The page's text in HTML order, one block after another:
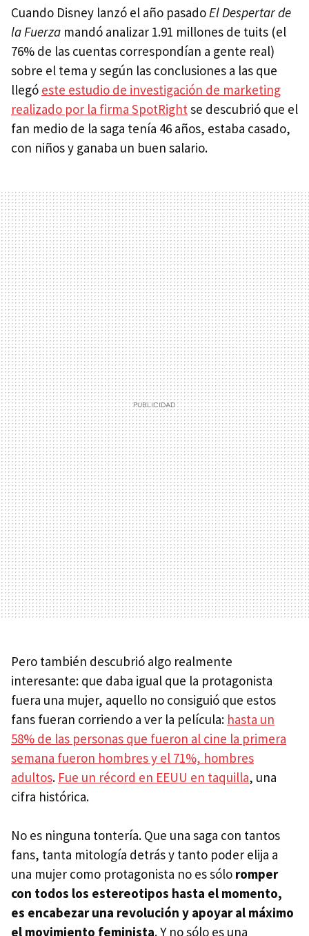
Cuando Disney lanzó el año pasadoEl Despertar de
la Fuerza mandó analizar 1.91 millones de tuits (el
76% de las cuentas correspondían a gente real)
sobre el tema y según las conclusiones a las que
llegó este estudio de investigación de marketing
realizado por la firma SpotRightse descubrió que el
fan medio de la saga tenía 46 años, estaba casado,
con niños y ganaba un buen salario.
Pero también descubrió algo realmente
interesante: que daba igual que la protagonista
fuera una mujer, aquello no consiguió que estos
fans fueran corriendo a ver la película: hasta un
58% de las personas que fueron al cine la primera
semana fueron hombres y el 71%, hombres
adultos. Fue un récord en EEUU en taquilla, una
cifra histórica.
No es ninguna tontería. Que una saga con tantos
fans, tanta mitología detrás y tanto poder elija a
una mujer como protagonista no es sólo romper
con todos los estereotipos hasta el momento,
es encabezar una revolución y apoyar al máximo
el movimiento feminista. Y no sólo es una